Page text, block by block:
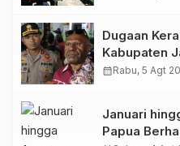
Dugaan
Kabupaten
Layani
calendar_monthRabu, 5 Agt
Januari
Papua